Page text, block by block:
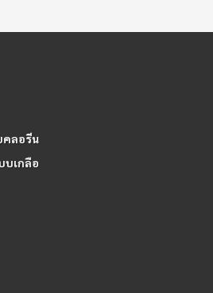
คลอรีน
บเกลือ